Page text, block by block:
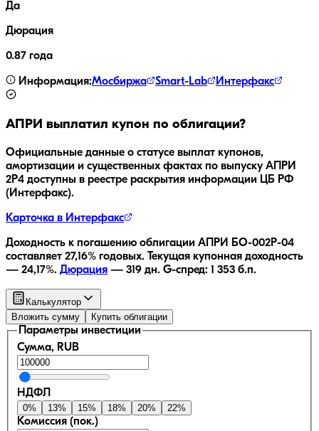
Да
Дюрация
0.87 года
Информация:Мосбиржа Smart-Lab Интерфакс
АПРИ выплатил купон по облигации?
Официальные данные о статусе выплат купонов,
амортизации и существенных фактах по выпуску АПРИ
2Р4 доступны в реестре раскрытия информации ЦБ РФ
(Интерфакс).
Карточка в Интерфакс
Доходность к погашению облигации АПРИ БО-002Р-04
составляет 27,16% годовых. Текущая купонная доходность
— 24,17%. Дюрация — 319 дн. G-спред: 1 353 б.п.
Калькулятор
Вложить сумму
Купить облигации
Параметры инвестиции
Сумма, RUB
НДФЛ
0% 13% 15% 18% 20% 22%
Комиссия (пок.)